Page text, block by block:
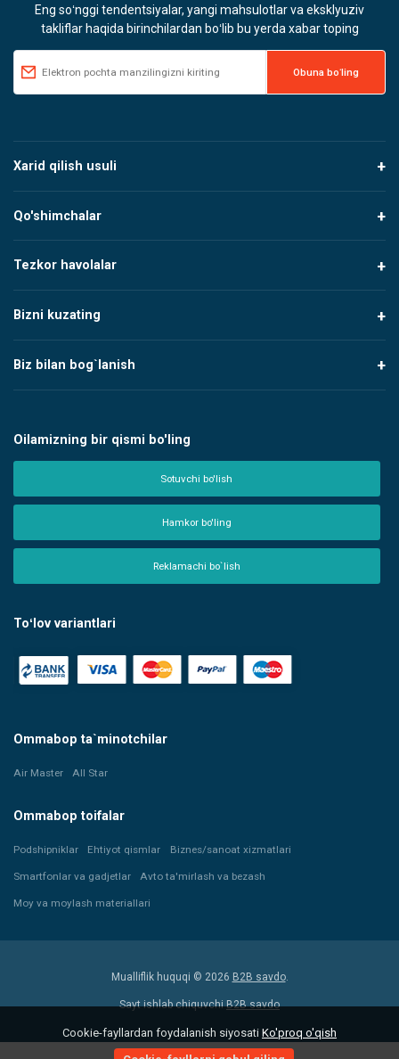
Eng soʻnggi tendentsiyalar, yangi mahsulotlar va eksklyuziv
takliflar haqida birinchilardan boʻlib bu yerda xabar toping
Xarid qilish usuli
Qo'shimchalar
Tezkor havolalar
Bizni kuzating
Biz bilan bog`lanish
Oilamizning bir qismi bo'ling
Sotuvchi bo'lish
Hamkor bo'ling
Reklamachi bo`lish
Toʻlov variantlari
Ommabop ta`minotchilar
Air Master All Star
Ommabop toifalar
Podshipniklar Ehtiyot qismlar Biznes/sanoat xizmatlari
Smartfonlar va gadjetlar Avto ta'mirlash va bezash
Moy va moylash materiallari
Mualliflik huquqi © 2026 B2B savdo.
Sayt ishlab chiquvchiB2B savdo
Cookie-fayllardan foydalanish siyosati Ko'proq o'qish